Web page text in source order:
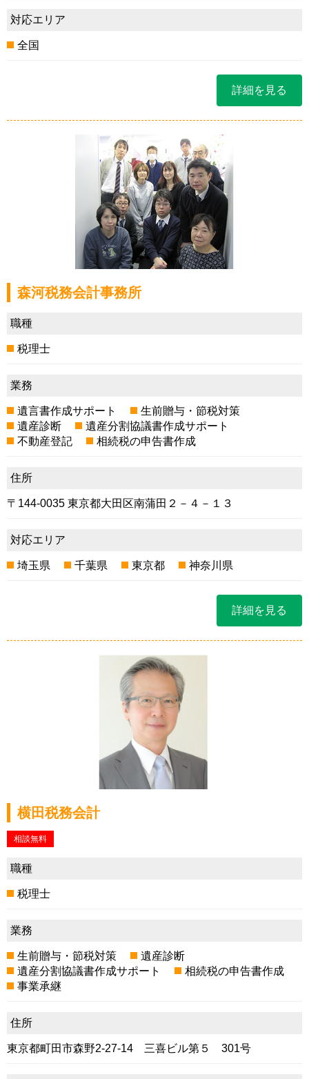
対応エリア
全国
詳細を見る
森河税務会計事務所
職種
税理士
業務
遺言書作成サポート
生前贈与・節税対策
遺産診断
遺産分割協議書作成サポート
不動産登記
相続税の申告書作成
住所
〒144-0035 東京都大田区南蒲田２－４－１３
対応エリア
埼玉県 千葉県 東京都 神奈川県
詳細を見る
横田税務会計
相談無料
職種
税理士
業務
生前贈与・節税対策
遺産診断
遺産分割協議書作成サポート
相続税の申告書作成
事業承継
住所
東京都町田市森野2-27-14 三喜ビル第５ 301号